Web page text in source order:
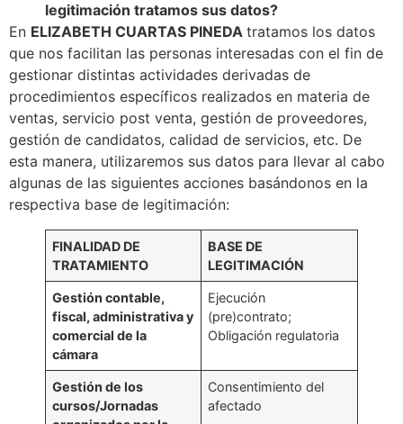
legitimación tratamos sus datos?
En ELIZABETH CUARTAS PINEDA tratamos los datos
que nos facilitan las personas interesadas con el fin de
gestionar distintas actividades derivadas de
procedimientos específicos realizados en materia de
ventas, servicio post venta, gestión de proveedores,
gestión de candidatos, calidad de servicios, etc. De
esta manera, utilizaremos sus datos para llevar al cabo
algunas de las siguientes acciones basándonos en la
respectiva base de legitimación:
FINALIDAD DE
TRATAMIENTO
BASE DE
LEGITIMACIÓN
Gestión contable,
fiscal, administrativa y
comercial de la
cámara
Ejecución
(pre)contrato;
Obligación regulatoria
Gestión de los
cursos/Jornadas
Consentimiento del
afectado